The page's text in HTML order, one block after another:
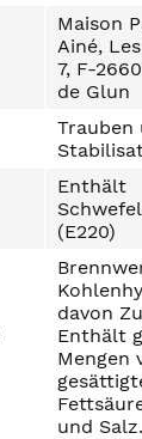
Maison
Ainé,
7, F-
de Glun
Trauben
Enthält
(E220)
davon
Enthält
Mengen
und Salz.